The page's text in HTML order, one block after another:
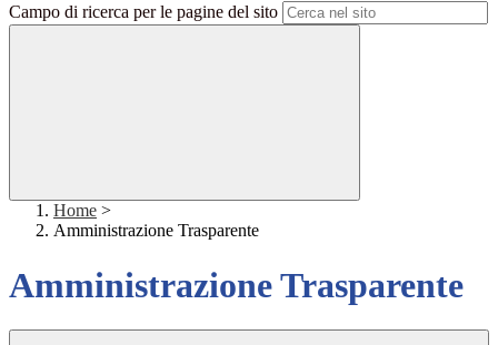
Campo di ricerca per le pagine del sito
Home >
Amministrazione Trasparente
Amministrazione Trasparente